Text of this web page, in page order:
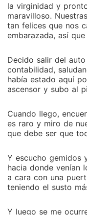
la virginidad y
maravilloso.
tan felices que nos
embarazada, así
Decido salir del
contabilidad,
había estado aquí
ascensor y subo al
Cuando llego,
es raro y miro de
que debe ser que
Y escucho gemidos
hacia donde venían
a cara con una
teniendo el susto
Y luego se me